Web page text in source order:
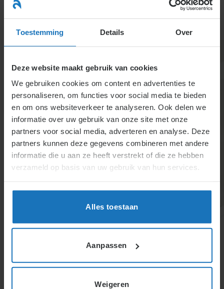
Toestemming Details Over
Deze website maakt gebruik van cookies
We gebruiken cookies om content en advertenties te
personaliseren, om functies voor social media te bieden
en om ons websiteverkeer te analyseren. Ook delen we
informatie over uw gebruik van onze site met onze
partners voor social media, adverteren en analyse. Deze
partners kunnen deze gegevens combineren met andere
informatie die u aan ze heeft verstrekt of die ze hebben
verzameld op basis van uw gebruik van hun services.
Alles toestaan
Aanpassen
Weigeren
naar
inhoud
2.2.2.3. Loon bij ziekte
Werkgevers moeten bij ziekte meestal 70% van het
loon doorbetalen, met een minimum van het wettelijk
omvatten o.a. opzettelijke ziekte, weigering van
passende arbeid of herstelbelemmering. Uitkeringen
betalingsverplichtingen van werkgevers beïnvloeden.